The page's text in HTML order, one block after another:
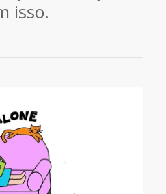
isso.